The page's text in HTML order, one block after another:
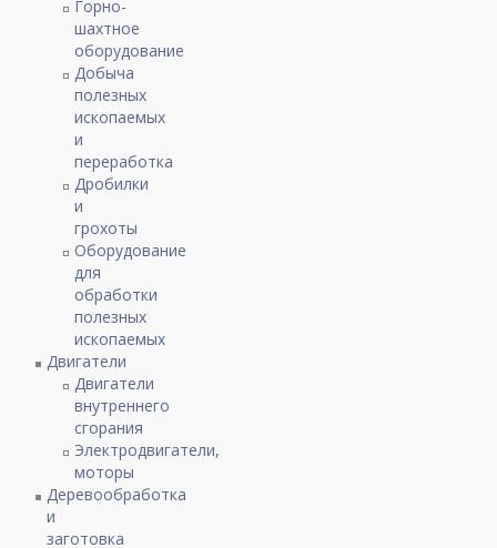
Горно-
шахтное
оборудование
Добыча
полезных
ископаемых
и
переработка
Дробилки
и
грохоты
Оборудование
для
обработки
полезных
ископаемых
Двигатели
Двигатели
внутреннего
сгорания
Электродвигатели,
моторы
Деревообработка
и
заготовка